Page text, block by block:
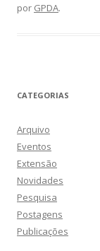
por GPDA.
CATEGORIAS
Arquivo
Eventos
Extensão
Novidades
Pesquisa
Postagens
Publicações